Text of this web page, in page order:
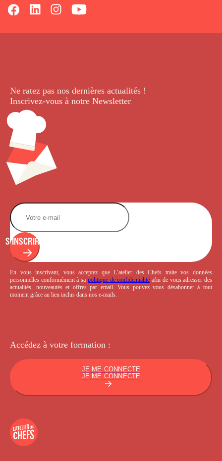
Ne ratez pas nos dernières actualités !
Inscrivez-vous à notre Newsletter.
S'INSCRIRE
En vous inscrivant, vous acceptez que L’atelier des Chefs traite vos données
personnelles conformément à sa politique de confidentialité afin de vous adresser des
actualités, nouveautés et offres par email. Vous pouvez vous désabonner à tout
moment grâce au lien inclus dans nos e-mails.
Accédez à votre formation :
JE ME CONNECTE
JE ME CONNECTE